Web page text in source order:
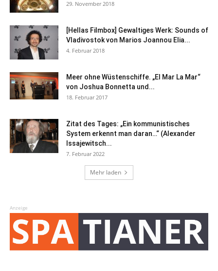
29. November 2018
[Hellas Filmbox] Gewaltiges Werk: Sounds of
Vladivostok von Marios Joannou Elia...
4. Februar 2018
Meer ohne Wüstenschiffe. „El Mar La Mar“
von Joshua Bonnetta und...
18. Februar 2017
Zitat des Tages: „Ein kommunistisches
System erkennt man daran…“ (Alexander
Issajewitsch...
7. Februar 2022
Mehr laden
Anzeige